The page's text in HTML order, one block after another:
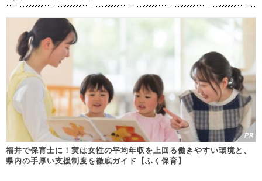
福井で保育士に！実は女性の平均年収を上回る働きやすい環境と、
県内の手厚い支援制度を徹底ガイド【ふく保育】